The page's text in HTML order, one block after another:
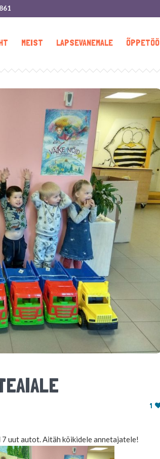
MEIST LAPSEVANEMALE ÕPPETÖÖ
1
uut autot. Aitäh kõikidele annetajatele!